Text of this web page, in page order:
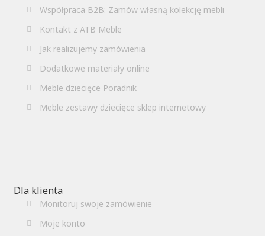
Współpraca B2B: Zamów własną kolekcję mebli
Kontakt z ATB Meble
Jak realizujemy zamówienia
Dodatkowe materiały online
Meble dziecięce Poradnik
Meble zestawy dziecięce sklep internetowy
Dla klienta
Monitoruj swoje zamówienie
Moje konto